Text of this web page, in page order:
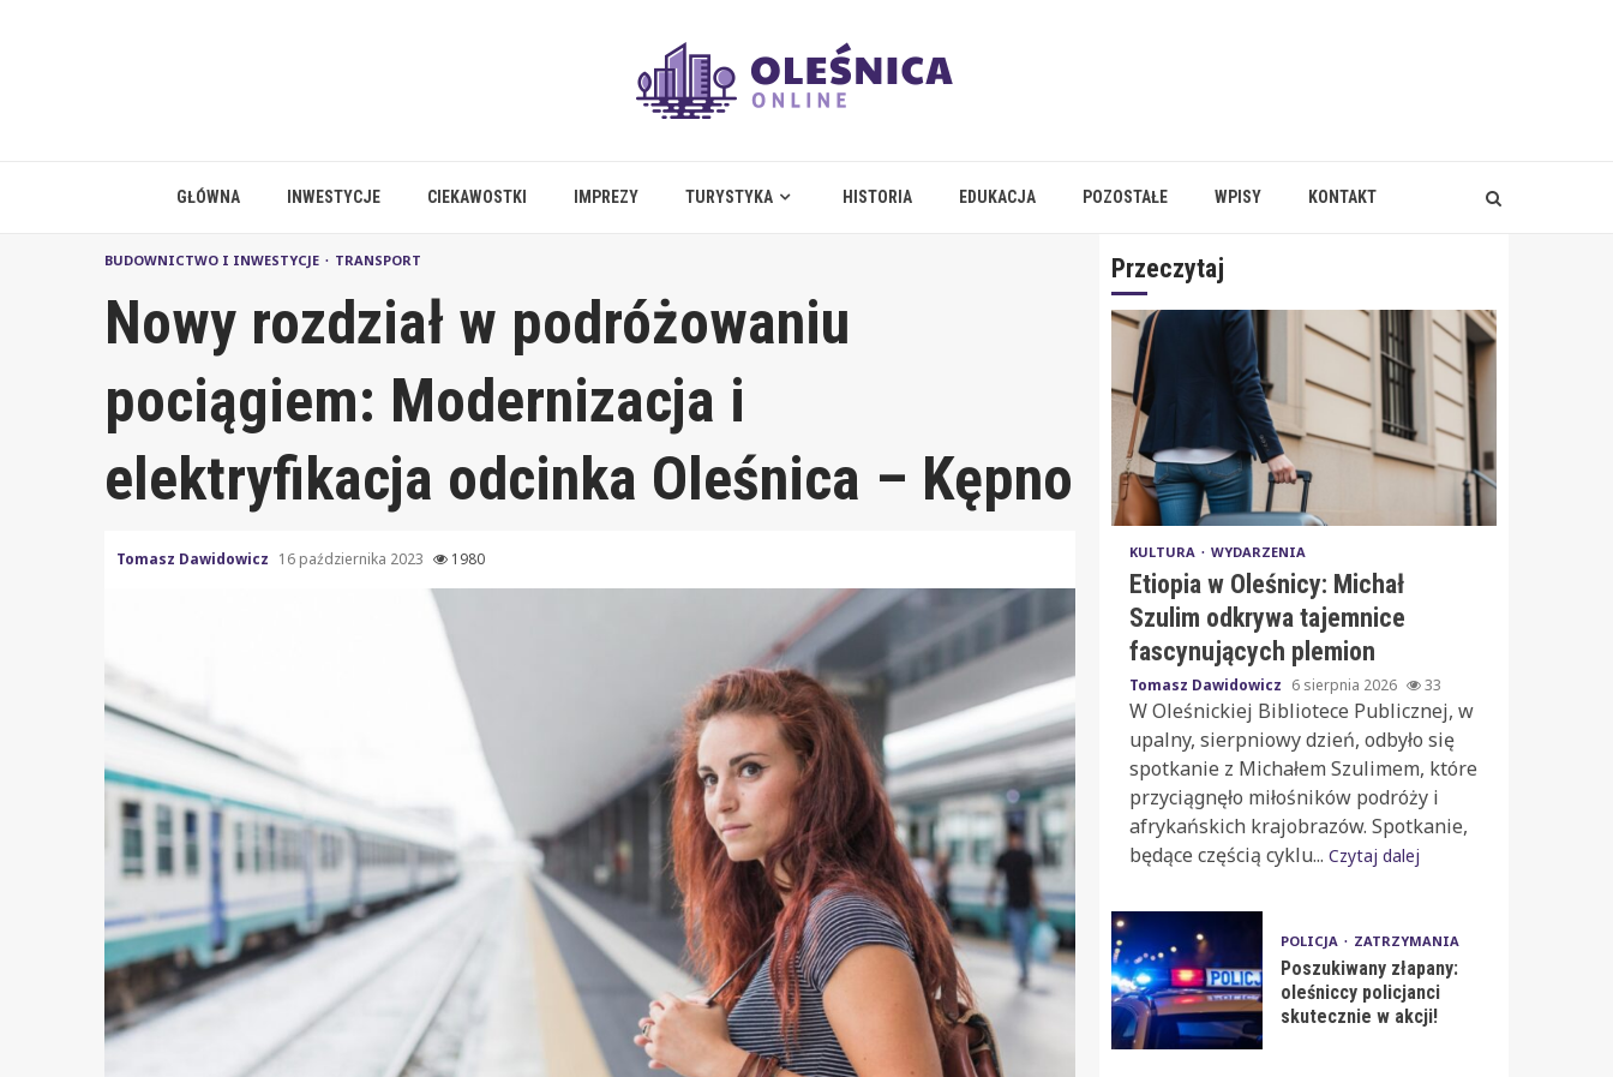
GŁÓWNA INWESTYCJE CIEKAWOSTKI IMPREZY TURYSTYKA HISTORIA EDUKACJA POZOSTAŁE WPISY KONTAKT
BUDOWNICTWO I INWESTYCJE TRANSPORT
Nowy rozdział w podróżowaniu
pociągiem: Modernizacja i
elektryfikacja odcinka Oleśnica – Kępno
Tomasz Dawidowicz 16 października 2023 1980
Przeczytaj
KULTURA WYDARZENIA
Etiopia w Oleśnicy: Michał
Szulim odkrywa tajemnice
fascynujących plemion
Tomasz Dawidowicz 6 sierpnia 2026 33
W Oleśnickiej Bibliotece Publicznej, w
upalny, sierpniowy dzień, odbyło się
spotkanie z Michałem Szulimem, które
przyciągnęło miłośników podróży i
afrykańskich krajobrazów. Spotkanie,
będące częścią cyklu... Czytaj dalej
POLICJA ZATRZYMANIA
Poszukiwany złapany:
oleśniccy policjanci
skutecznie w akcji!